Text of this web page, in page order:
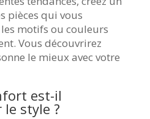
pièces qui vous
motifs ou couleurs
Vous découvrirez
le mieux avec votre
est-il
style ?